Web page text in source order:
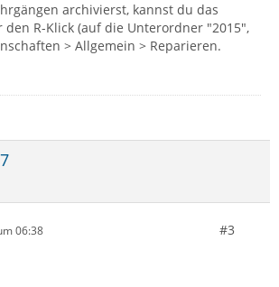
archivierst, kannst du das
R-Klick (auf die Unterordner "2015",
> Allgemein > Reparieren.
06:38 #3